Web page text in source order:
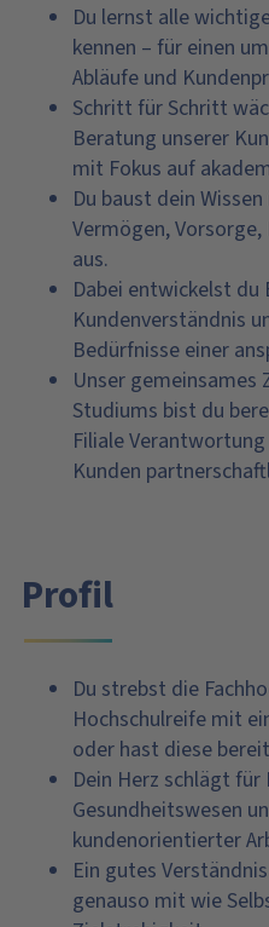
Du lernst alle
kennen – für einen
Abläufe und
Schritt für Schritt
Beratung unserer
mit Fokus auf
Du baust dein
Vermögen,
aus.
Dabei entwickelst
Kundenverständnis
Bedürfnisse einer
Unser gemeinsames
Studiums bist du
Filiale
Kunden
Profil
Du strebst die
Hochschulreife mit
oder hast diese
Dein Herz schlägt für
Gesundheitswesen
kundenorientierter
Ein gutes
genauso mit wie